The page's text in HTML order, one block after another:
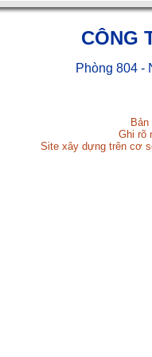
CÔNG
Phòng 804 -
Ghi rõ
Site xây dựng trên cơ